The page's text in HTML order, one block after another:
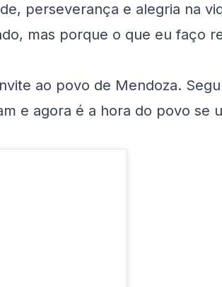
perseverança e alegria na
mas porque o que eu faço
ao povo de Mendoza.
e agora é a hora do povo se